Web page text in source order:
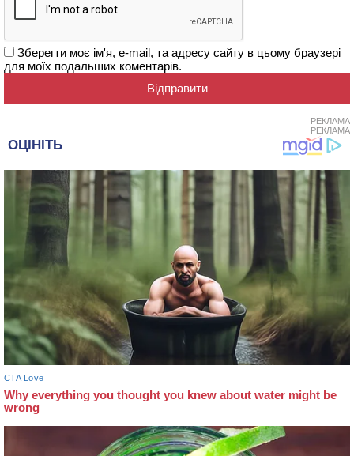
Зберегти моє ім'я, e-mail, та адресу сайту в цьому браузері
для моїх подальших коментарів.
РЕКЛАМА
РЕКЛАМА